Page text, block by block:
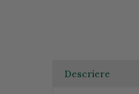
Descriere